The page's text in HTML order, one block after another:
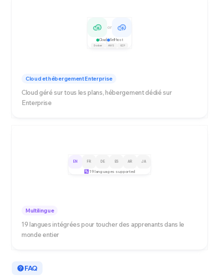
or
Cloud Self-host
Docker AWS GCP
Cloud et hébergement Enterprise
Cloud géré sur tous les plans, hébergement dédié sur
Enterprise
EN FR DE ES AR JA
19 languages supported
Multilingue
19 langues intégrées pour toucher des apprenants dans le
monde entier
FAQ